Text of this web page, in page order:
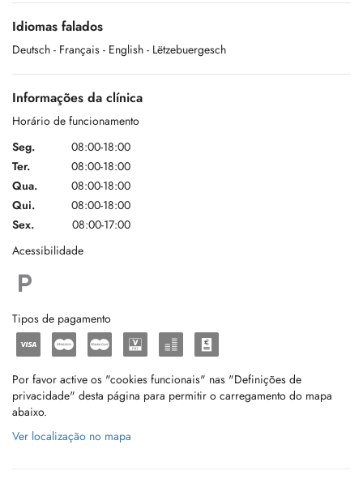
Idiomas falados
Deutsch - Français - English - Lëtzebuergesch
Informações da clínica
Horário de funcionamento
Seg.
08:00-18:00
Ter.
08:00-18:00
Qua.
08:00-18:00
Qui.
08:00-18:00
Sex.
08:00-17:00
Acessibilidade
Tipos de pagamento
Por favor active os "cookies funcionais" nas "Definições de
privacidade" desta página para permitir o carregamento do mapa
abaixo.
Ver localização no mapa